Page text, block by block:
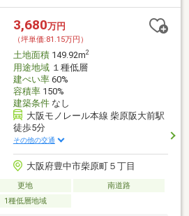
3,680万円
（坪単価:81.15万円）
土地面積149.92m2
用途地域１種低層
建ぺい率60%
容積率150%
建築条件なし
大阪モノレール本線 柴原阪大前駅
徒歩5分
その他の交通
大阪府豊中市柴原町５丁目
更地
南道路
1種低層地域